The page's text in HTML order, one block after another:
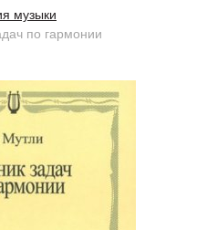
музыки
по гармонии